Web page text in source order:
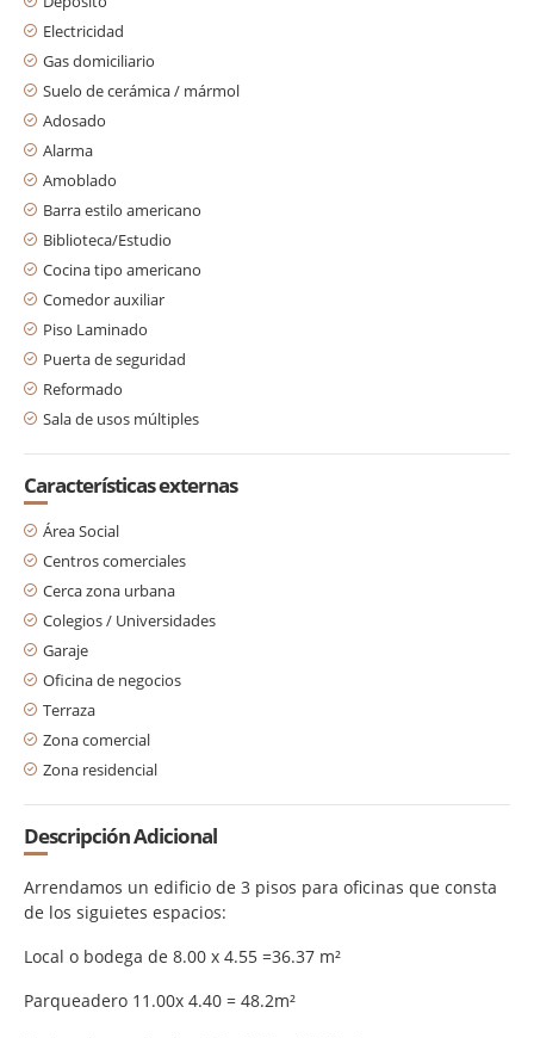
Electricidad
Gas domiciliario
Suelo de cerámica / mármol
Adosado
Alarma
Amoblado
Barra estilo americano
Biblioteca/Estudio
Cocina tipo americano
Comedor auxiliar
Piso Laminado
Puerta de seguridad
Reformado
Sala de usos múltiples
Características externas
Área Social
Centros comerciales
Cerca zona urbana
Colegios / Universidades
Garaje
Oficina de negocios
Terraza
Zona comercial
Zona residencial
Descripción Adicional
Arrendamos un edificio de 3 pisos para oficinas que consta
de los siguietes espacios:
Local o bodega de 8.00 x 4.55 =36.37 m²
Parqueadero 11.00x 4.40 = 48.2m²